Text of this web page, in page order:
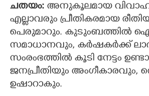
ചതയം: അനുകൂലമായ
എല്ലാവരും പ്രീതികരമായ
പെരുമാറും.‍ കുടുംബത്തിൽ
സമാധാനവും, കര്‍ഷകര്‍ക്ക്
സംരംഭത്തില്‍ കൂടി നേട്ടം
ജനപ്രീതിയും അംഗീകാരവും,
ഉഷാറാകും.
Share this link